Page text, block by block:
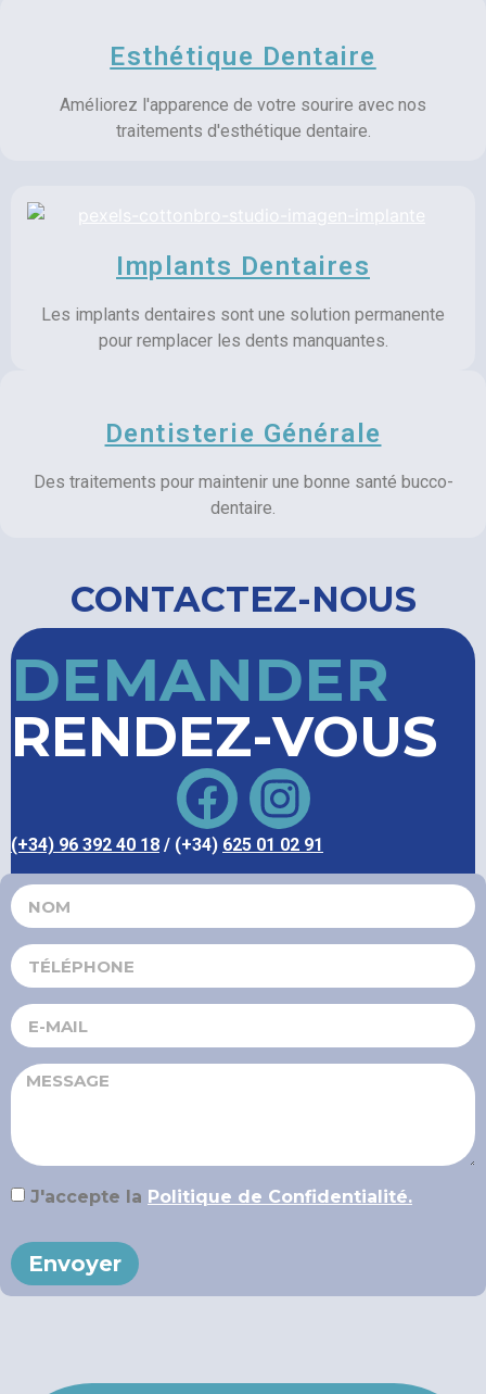
Esthétique Dentaire
Améliorez l'apparence de votre sourire avec nos
traitements d'esthétique dentaire.
Implants Dentaires
Les implants dentaires sont une solution permanente
pour remplacer les dents manquantes.
Dentisterie Générale
Des traitements pour maintenir une bonne santé bucco-
dentaire.
CONTACTEZ-NOUS
DEMANDER
RENDEZ-VOUS
(+34) 96 392 40 18 / (+34) 625 01 02 91
J'accepte la Politique de Confidentialité.
Envoyer